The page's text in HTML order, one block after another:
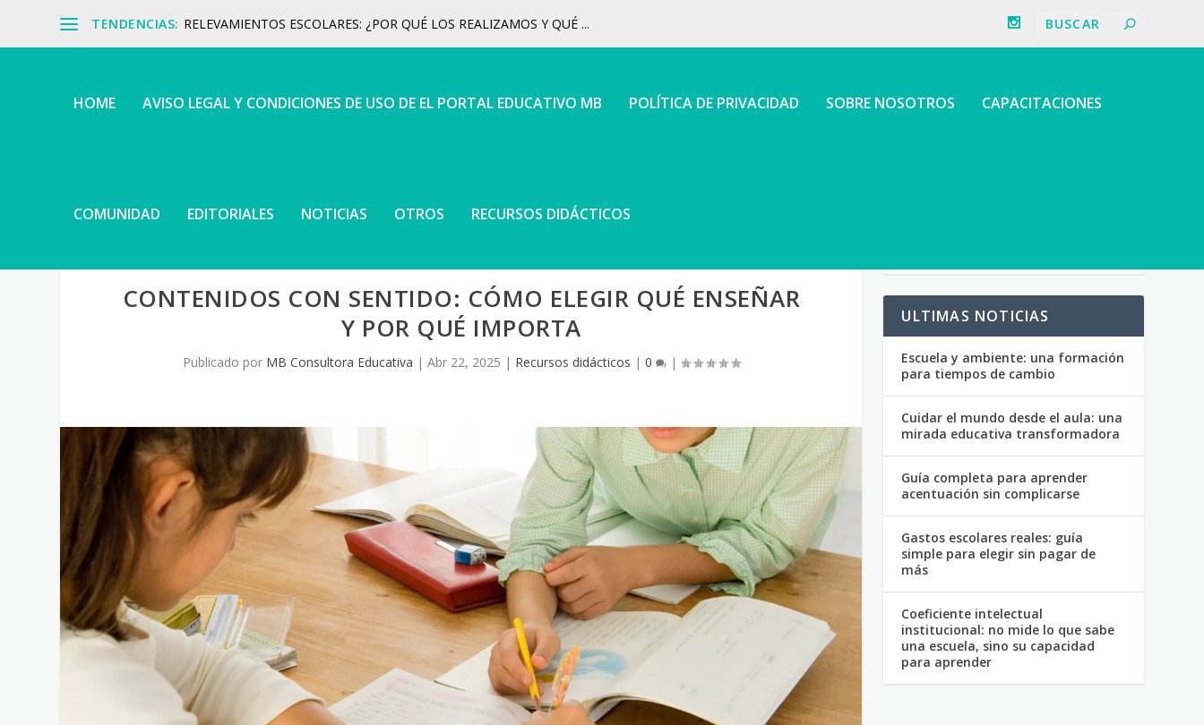
TENDENCIAS: RELEVAMIENTOS ESCOLARES: ¿POR QUÉ LOS REALIZAMOS Y QUÉ ...
HOME AVISO LEGAL Y CONDICIONES DE USO DE EL PORTAL EDUCATIVO MB POLÍTICA DE PRIVACIDAD SOBRE NOSOTROS CAPACITACIONES
COMUNIDAD EDITORIALES NOTICIAS OTROS RECURSOS DIDÁCTICOS
CONTENIDOS CON SENTIDO: CÓMO ELEGIR QUÉ ENSEÑAR
Y POR QUÉ IMPORTA
Publicado por MB Consultora Educativa | Abr 22, 2025 | Recursos didácticos | 0 |
ULTIMAS NOTICIAS
Escuela y ambiente: una formación
para tiempos de cambio
Cuidar el mundo desde el aula: una
mirada educativa transformadora
Guía completa para aprender
acentuación sin complicarse
Gastos escolares reales: guía
simple para elegir sin pagar de
más
Coeficiente intelectual
institucional: no mide lo que sabe
una escuela, sino su capacidad
para aprender